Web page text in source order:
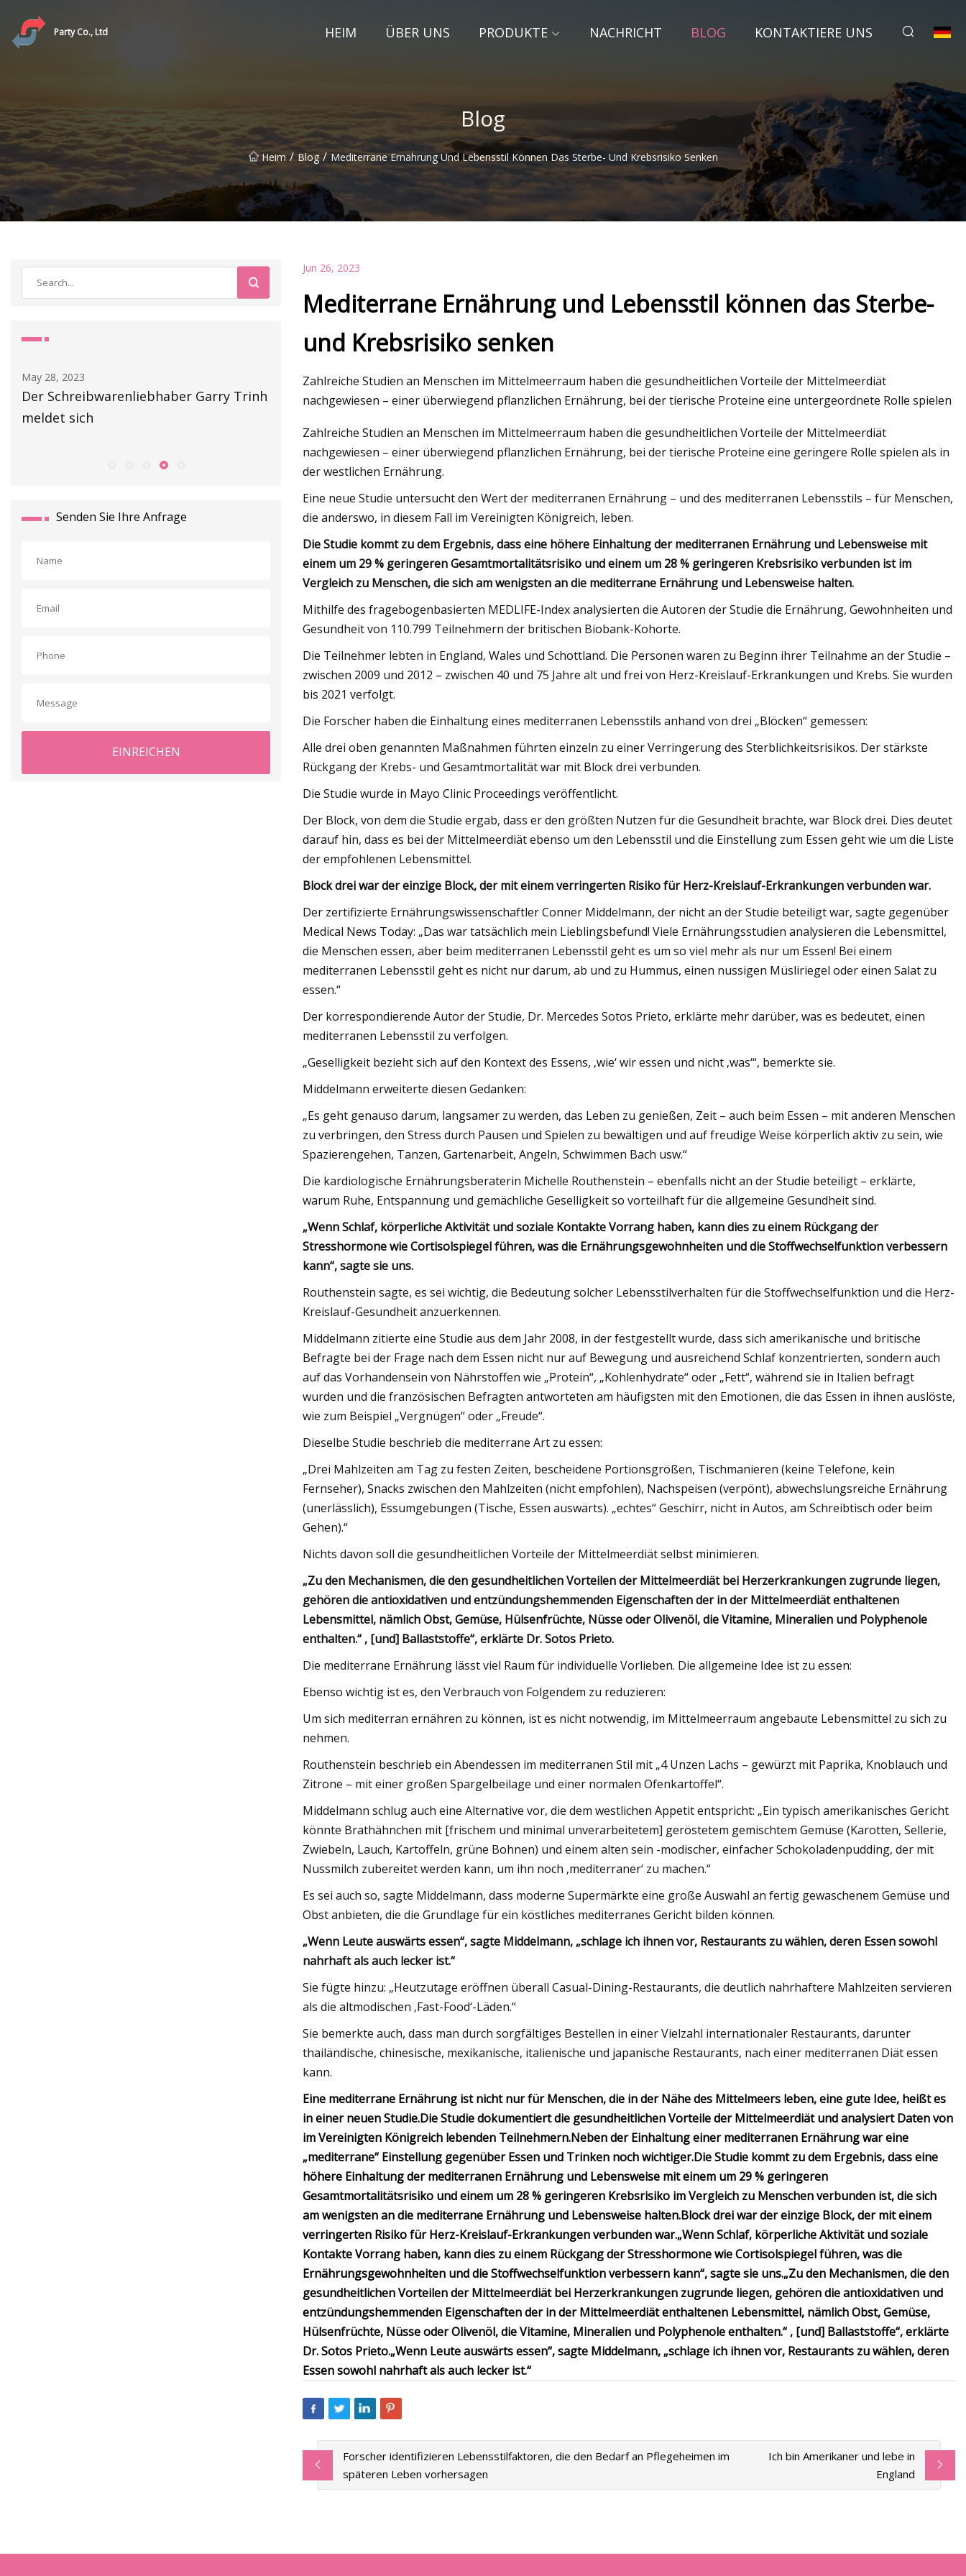
Party Co., Ltd HEIM ÜBER UNS PRODUKTE NACHRICHT BLOG KONTAKTIERE UNS
Blog
Heim / Blog / Mediterrane Ernährung Und Lebensstil Können Das Sterbe- Und Krebsrisiko Senken
May 28, 2023
Der Schreibwarenliebhaber Garry Trinh
meldet sich
May 29, 2023
Top 10 zurück
May 25, 2023
Lassen Sie sich von der wunderschönen
inspirieren und motivieren
Senden Sie Ihre Anfrage
EINREICHEN
Jun 26, 2023
Mediterrane Ernährung und Lebensstil können das Sterbe-
und Krebsrisiko senken
Zahlreiche Studien an Menschen im Mittelmeerraum haben die gesundheitlichen Vorteile der Mittelmeerdiät
nachgewiesen – einer überwiegend pflanzlichen Ernährung, bei der tierische Proteine ​​eine untergeordnete Rolle spielen
Zahlreiche Studien an Menschen im Mittelmeerraum haben die gesundheitlichen Vorteile der Mittelmeerdiät
nachgewiesen – einer überwiegend pflanzlichen Ernährung, bei der tierische Proteine ​​eine geringere Rolle spielen als in
der westlichen Ernährung.
Eine neue Studie untersucht den Wert der mediterranen Ernährung – und des mediterranen Lebensstils – für Menschen,
die anderswo, in diesem Fall im Vereinigten Königreich, leben.
Die Studie kommt zu dem Ergebnis, dass eine höhere Einhaltung der mediterranen Ernährung und Lebensweise mit
einem um 29 % geringeren Gesamtmortalitätsrisiko und einem um 28 % geringeren Krebsrisiko verbunden ist im
Vergleich zu Menschen, die sich am wenigsten an die mediterrane Ernährung und Lebensweise halten.
Mithilfe des fragebogenbasierten MEDLIFE-Index analysierten die Autoren der Studie die Ernährung, Gewohnheiten und
Gesundheit von 110.799 Teilnehmern der britischen Biobank-Kohorte.
Die Teilnehmer lebten in England, Wales und Schottland. Die Personen waren zu Beginn ihrer Teilnahme an der Studie –
zwischen 2009 und 2012 – zwischen 40 und 75 Jahre alt und frei von Herz-Kreislauf-Erkrankungen und Krebs. Sie wurden
bis 2021 verfolgt.
Die Forscher haben die Einhaltung eines mediterranen Lebensstils anhand von drei „Blöcken“ gemessen:
Alle drei oben genannten Maßnahmen führten einzeln zu einer Verringerung des Sterblichkeitsrisikos. Der stärkste
Rückgang der Krebs- und Gesamtmortalität war mit Block drei verbunden.
Die Studie wurde in Mayo Clinic Proceedings veröffentlicht.
Der Block, von dem die Studie ergab, dass er den größten Nutzen für die Gesundheit brachte, war Block drei. Dies deutet
darauf hin, dass es bei der Mittelmeerdiät ebenso um den Lebensstil und die Einstellung zum Essen geht wie um die Liste
der empfohlenen Lebensmittel.
Block drei war der einzige Block, der mit einem verringerten Risiko für Herz-Kreislauf-Erkrankungen verbunden war.
Der zertifizierte Ernährungswissenschaftler Conner Middelmann, der nicht an der Studie beteiligt war, sagte gegenüber
Medical News Today: „Das war tatsächlich mein Lieblingsbefund! Viele Ernährungsstudien analysieren die Lebensmittel,
die Menschen essen, aber beim mediterranen Lebensstil geht es um so viel mehr als nur um Essen! Bei einem
mediterranen Lebensstil geht es nicht nur darum, ab und zu Hummus, einen nussigen Müsliriegel oder einen Salat zu
essen.“
Der korrespondierende Autor der Studie, Dr. Mercedes Sotos Prieto, erklärte mehr darüber, was es bedeutet, einen
mediterranen Lebensstil zu verfolgen.
„Geselligkeit bezieht sich auf den Kontext des Essens, ‚wie‘ wir essen und nicht ‚was‘“, bemerkte sie.
Middelmann erweiterte diesen Gedanken:
„Es geht genauso darum, langsamer zu werden, das Leben zu genießen, Zeit – auch beim Essen – mit anderen Menschen
zu verbringen, den Stress durch Pausen und Spielen zu bewältigen und auf freudige Weise körperlich aktiv zu sein, wie
Spazierengehen, Tanzen, Gartenarbeit, Angeln, Schwimmen Bach usw.“
Die kardiologische Ernährungsberaterin Michelle Routhenstein – ebenfalls nicht an der Studie beteiligt – erklärte,
warum Ruhe, Entspannung und gemächliche Geselligkeit so vorteilhaft für die allgemeine Gesundheit sind.
„Wenn Schlaf, körperliche Aktivität und soziale Kontakte Vorrang haben, kann dies zu einem Rückgang der
Stresshormone wie Cortisolspiegel führen, was die Ernährungsgewohnheiten und die Stoffwechselfunktion verbessern
kann“, sagte sie uns.
Routhenstein sagte, es sei wichtig, die Bedeutung solcher Lebensstilverhalten für die Stoffwechselfunktion und die Herz-
Kreislauf-Gesundheit anzuerkennen.
Middelmann zitierte eine Studie aus dem Jahr 2008, in der festgestellt wurde, dass sich amerikanische und britische
Befragte bei der Frage nach dem Essen nicht nur auf Bewegung und ausreichend Schlaf konzentrierten, sondern auch
auf das Vorhandensein von Nährstoffen wie „Protein“, „Kohlenhydrate“ oder „Fett“, während sie in Italien befragt
wurden und die französischen Befragten antworteten am häufigsten mit den Emotionen, die das Essen in ihnen auslöste,
wie zum Beispiel „Vergnügen“ oder „Freude“.
Dieselbe Studie beschrieb die mediterrane Art zu essen:
„Drei Mahlzeiten am Tag zu festen Zeiten, bescheidene Portionsgrößen, Tischmanieren (keine Telefone, kein
Fernseher), Snacks zwischen den Mahlzeiten (nicht empfohlen), Nachspeisen (verpönt), abwechslungsreiche Ernährung
(unerlässlich), Essumgebungen (Tische, Essen auswärts). „echtes“ Geschirr, nicht in Autos, am Schreibtisch oder beim
Gehen).“
Nichts davon soll die gesundheitlichen Vorteile der Mittelmeerdiät selbst minimieren.
„Zu den Mechanismen, die den gesundheitlichen Vorteilen der Mittelmeerdiät bei Herzerkrankungen zugrunde liegen,
gehören die antioxidativen und entzündungshemmenden Eigenschaften der in der Mittelmeerdiät enthaltenen
Lebensmittel, nämlich Obst, Gemüse, Hülsenfrüchte, Nüsse oder Olivenöl, die Vitamine, Mineralien und Polyphenole
enthalten.“ , [und] Ballaststoffe“, erklärte Dr. Sotos Prieto.
Die mediterrane Ernährung lässt viel Raum für individuelle Vorlieben. Die allgemeine Idee ist zu essen:
Ebenso wichtig ist es, den Verbrauch von Folgendem zu reduzieren:
Um sich mediterran ernähren zu können, ist es nicht notwendig, im Mittelmeerraum angebaute Lebensmittel zu sich zu
nehmen.
Routhenstein beschrieb ein Abendessen im mediterranen Stil mit „4 Unzen Lachs – gewürzt mit Paprika, Knoblauch und
Zitrone – mit einer großen Spargelbeilage und einer normalen Ofenkartoffel“.
Middelmann schlug auch eine Alternative vor, die dem westlichen Appetit entspricht: „Ein typisch amerikanisches Gericht
könnte Brathähnchen mit [frischem und minimal unverarbeitetem] geröstetem gemischtem Gemüse (Karotten, Sellerie,
Zwiebeln, Lauch, Kartoffeln, grüne Bohnen) und einem alten sein -modischer, einfacher Schokoladenpudding, der mit
Nussmilch zubereitet werden kann, um ihn noch ‚mediterraner‘ zu machen.“
Es sei auch so, sagte Middelmann, dass moderne Supermärkte eine große Auswahl an fertig gewaschenem Gemüse und
Obst anbieten, die die Grundlage für ein köstliches mediterranes Gericht bilden können.
„Wenn Leute auswärts essen“, sagte Middelmann, „schlage ich ihnen vor, Restaurants zu wählen, deren Essen sowohl
nahrhaft als auch lecker ist.“
Sie fügte hinzu: „Heutzutage eröffnen überall Casual-Dining-Restaurants, die deutlich nahrhaftere Mahlzeiten servieren
als die altmodischen ‚Fast-Food‘-Läden.“
Sie bemerkte auch, dass man durch sorgfältiges Bestellen in einer Vielzahl internationaler Restaurants, darunter
thailändische, chinesische, mexikanische, italienische und japanische Restaurants, nach einer mediterranen Diät essen
kann.
Eine mediterrane Ernährung ist nicht nur für Menschen, die in der Nähe des Mittelmeers leben, eine gute Idee, heißt es
in einer neuen Studie.Die Studie dokumentiert die gesundheitlichen Vorteile der Mittelmeerdiät und analysiert Daten von
im Vereinigten Königreich lebenden Teilnehmern.Neben der Einhaltung einer mediterranen Ernährung war eine
„mediterrane“ Einstellung gegenüber Essen und Trinken noch wichtiger.Die Studie kommt zu dem Ergebnis, dass eine
höhere Einhaltung der mediterranen Ernährung und Lebensweise mit einem um 29 % geringeren
Gesamtmortalitätsrisiko und einem um 28 % geringeren Krebsrisiko im Vergleich zu Menschen verbunden ist, die sich
am wenigsten an die mediterrane Ernährung und Lebensweise halten.Block drei war der einzige Block, der mit einem
verringerten Risiko für Herz-Kreislauf-Erkrankungen verbunden war.„Wenn Schlaf, körperliche Aktivität und soziale
Kontakte Vorrang haben, kann dies zu einem Rückgang der Stresshormone wie Cortisolspiegel führen, was die
Ernährungsgewohnheiten und die Stoffwechselfunktion verbessern kann“, sagte sie uns.„Zu den Mechanismen, die den
gesundheitlichen Vorteilen der Mittelmeerdiät bei Herzerkrankungen zugrunde liegen, gehören die antioxidativen und
entzündungshemmenden Eigenschaften der in der Mittelmeerdiät enthaltenen Lebensmittel, nämlich Obst, Gemüse,
Hülsenfrüchte, Nüsse oder Olivenöl, die Vitamine, Mineralien und Polyphenole enthalten.“ , [und] Ballaststoffe“, erklärte
Dr. Sotos Prieto.„Wenn Leute auswärts essen“, sagte Middelmann, „schlage ich ihnen vor, Restaurants zu wählen, deren
Essen sowohl nahrhaft als auch lecker ist.“
Forscher identifizieren Lebensstilfaktoren, die den Bedarf an Pflegeheimen im
späteren Leben vorhersagen
Ich bin Amerikaner und lebe in
England